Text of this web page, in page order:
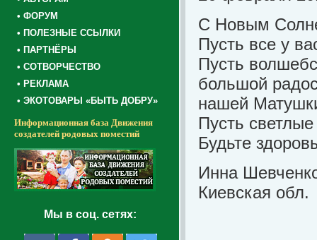
• ФОРУМ
• ПОЛЕЗНЫЕ ССЫЛКИ
• ПАРТНЁРЫ
• СОТВОРЧЕСТВО
• РЕКЛАМА
• ЭКОТОВАРЫ «БЫТЬ ДОБРУ»
Информационная база Движения
создателей родовых поместий
Мы в соц. сетях:
С Новым
Пусть все у
Пусть
большой
нашей
Пусть
Будьте
Инна
Киевская обл.